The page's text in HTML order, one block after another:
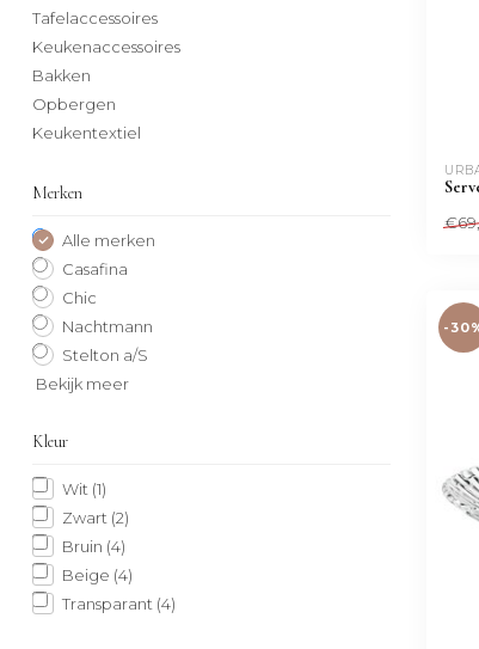
Tafelaccessoires
Keukenaccessoires
Bakken
Opbergen
Keukentextiel
Merken
Alle merken
Casafina
Chic
Nachtmann
Stelton a/S
Bekijk meer
Kleur
Wit (1)
Zwart (2)
Bruin (4)
Beige (4)
Transparant (4)
-